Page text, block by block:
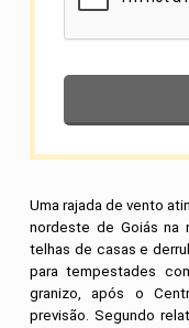
Uma rajada de vento
nordeste de Goiás na
telhas de casas e
para tempestades
granizo, após o
previsão. Segundo